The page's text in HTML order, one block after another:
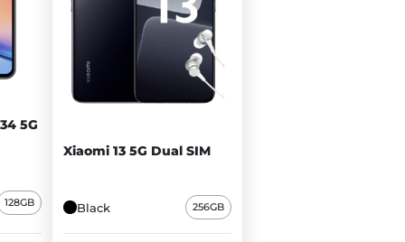
5G
128GB
Xiaomi 13 5G Dual SIM
Black 256GB